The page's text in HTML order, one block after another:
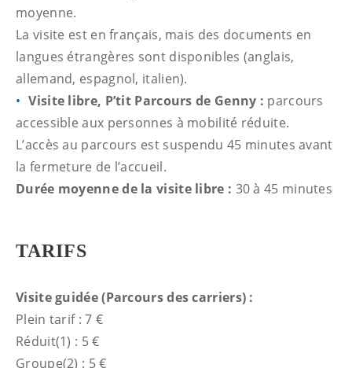
moyenne.
La visite est en français, mais des documents en
langues étrangères sont disponibles (anglais,
allemand, espagnol, italien).
Visite libre, P’tit Parcours de Genny : parcours
accessible aux personnes à mobilité réduite.
L’accès au parcours est suspendu 45 minutes avant
la fermeture de l’accueil.
Durée moyenne de la visite libre : 30 à 45 minutes
TARIFS
Visite guidée (Parcours des carriers) :
Plein tarif : 7 €
Réduit(1) : 5 €
Groupe(2) : 5 €